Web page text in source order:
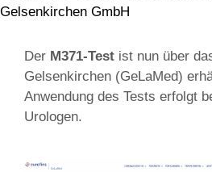
Gelsenkirchen GmbH
Der M371-Test ist nun über
Gelsenkirchen (GeLaMed)
Anwendung des Tests erfolgt
Urologen.